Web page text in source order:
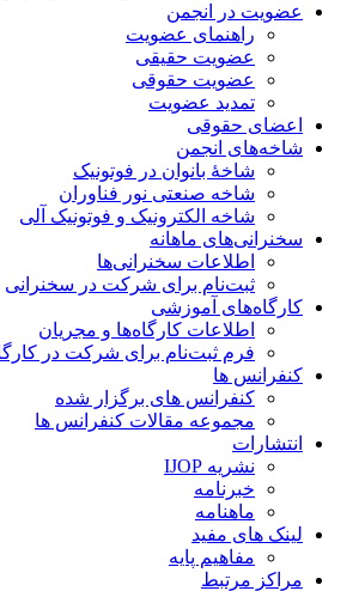
عضویت در انجمن
راهنمای عضویت
عضویت حقیقی
عضویت حقوقی
تمدید عضویت
اعضای حقوقی
شاخه‌های انجمن
شاخۀ بانوان در فوتونیک
شاخه صنعتی نور فناوران
شاخه‌ الکترونیک و فوتونیک آلی
سخنرانی‌های ماهانه
اطلاعات سخنرانی‌‌ها
ثبت‌نام برای شرکت در سخنرانی
کارگاه‌های آموزشی
اطلاعات کارگاه‌ها و مجریان
فرم ثبت‌نام برای شرکت در کارگاه
کنفرانس ها
کنفرانس های برگزار شده
مجموعه مقالات کنفرانس ها
انتشارات
نشریه IJOP
خبرنامه
ماهنامه
لینک های مفید
مفاهیم پایه
مراکز مرتبط